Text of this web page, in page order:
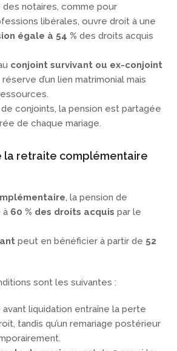
notaires, comme pour
libérales, ouvre droit à une
égale à 54 % des droits acquis
conjoint survivant ou ex-conjoint
d’un lien matrimonial mais
conjoints, la pension est partagée
de chaque mariage.
la retraite complémentaire
, la pension de
à 60 % des droits acquis par le
peut en bénéficier à partir de 52
sont les suivantes :
avant liquidation entraîne la perte
tandis qu’un remariage postérieur